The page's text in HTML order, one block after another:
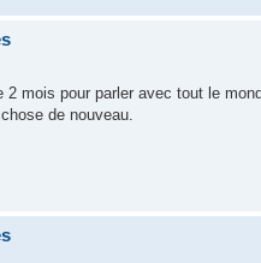
mois pour parler avec tout le
de nouveau.